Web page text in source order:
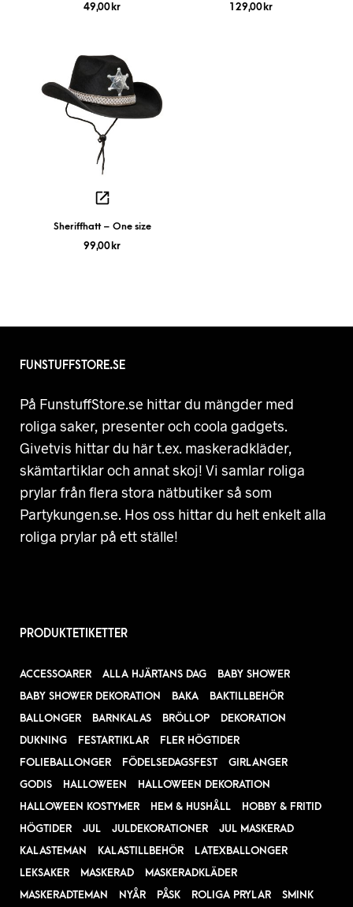
49,00 kr 129,00 kr
Sheriffhatt – One size
99,00 kr
FUNSTUFFSTORE.SE
På FunstuffStore.se hittar du mängder med
roliga saker, presenter och coola gadgets.
Givetvis hittar du här t.ex. maskeradkläder,
skämtartiklar och annat skoj! Vi samlar roliga
prylar från flera stora nätbutiker så som
Partykungen.se. Hos oss hittar du helt enkelt alla
roliga prylar på ett ställe!
PRODUKTETIKETTER
ACCESSOARER ALLA HJÄRTANS DAG
BABY SHOWER
BABY SHOWER DEKORATION
BAKA
BAKTILLBEHÖR
BALLONGER
BARNKALAS BRÖLLOP
DEKORATION
DUKNING
FESTARTIKLAR
FLER HÖGTIDER
FOLIEBALLONGER
FÖDELSEDAGSFEST
GIRLANGER
GODIS
HALLOWEEN
HALLOWEEN DEKORATION
HALLOWEEN KOSTYMER
HEM & HUSHÅLL
HOBBY & FRITID
HÖGTIDER
JUL JULDEKORATIONER
JUL MASKERAD
KALASTEMAN
KALASTILLBEHÖR
LATEXBALLONGER
LEKSAKER
MASKERAD
MASKERADKLÄDER
MASKERADTEMAN
NYÅR PÅSK ROLIGA PRYLAR SMINK